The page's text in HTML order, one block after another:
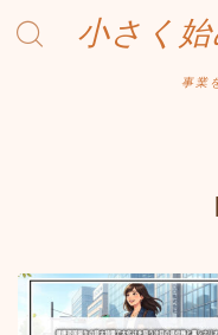
小さく
事業
出品ノウハウ
フリマ物販